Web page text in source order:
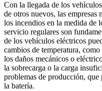
Con la llegada de los
de otros nuevos, las empresas
los incendios en la medida de
servicio regulares son
de los vehículos eléctricos
cambios de temperatura,
los daños mecánicos o
la sobrecarga o la carga
problemas de producción,
la batería.